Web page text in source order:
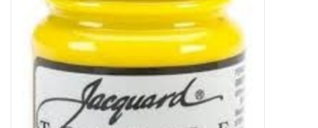
SPECIALS
OUTILS